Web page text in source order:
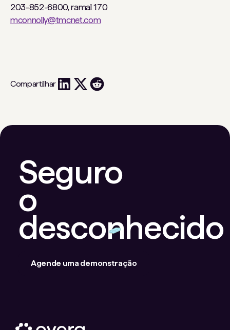
203-852-6800, ramal 170
mconnolly@tmcnet.com
Compartilhar
Seguro
o
desconhecido
Agende uma demonstração